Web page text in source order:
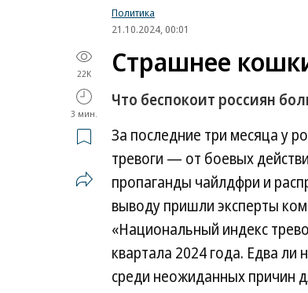
Политика
21.10.2024, 00:01
22K
3 мин.
Страшнее
Что беспокоит россиян
За последние три месяца у
тревоги — от боевых
пропаганды чайлдфри и
выводу пришли эксперты
«Национальный индекс
квартала 2024 года. Едва ли
среди неожиданных причин